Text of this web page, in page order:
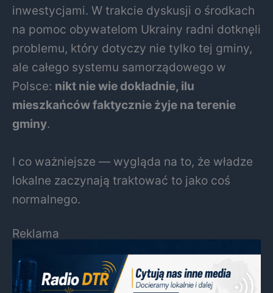
inwestycjami. W trakcie dyskusji o środkach
na pomoc obywatelom Ukrainy radni dotknęli
problemu, który dotyczy nie tylko tej gminy,
ale całego systemu samorządowego w
Polsce: nikt nie wie dokładnie, ilu
mieszkańców faktycznie żyje na terenie
gminy.
I co ważniejsze — wygląda na to, że władze
lokalne zaczynają traktować to jako coś
normalnego.
Reklama